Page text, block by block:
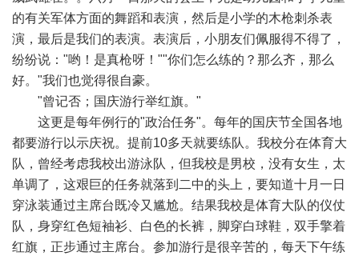
的有关军体方面的舞蹈和表演，然后是小学的木枪刺杀表
演，最后是我们的表演。表演后，小朋友们佩服得不得了，
纷纷说："哟！是真枪呀！""你们怎么练的？那么齐，那么
好。"我们也觉得很自豪。
"曾记否；国庆游行举红旗。"
这更是每年例行的"政治任务"。每年的国庆节全国各地
都要游行以示庆祝。提前10多天就要练队。我校分在体育大
队，曾经考虑我校出游泳队，但我校是男校，没有女生，太
单调了，这艰巨的任务就落到二中的头上，要知道十月一日
穿泳装通过主席台既冷又尴尬。结果我校是体育大队的仪仗
队，身穿红色短袖衫、白色的长裤，脚穿白球鞋，双手擎着
红旗，正步通过主席台。参加游行是很辛苦的，每天下午练